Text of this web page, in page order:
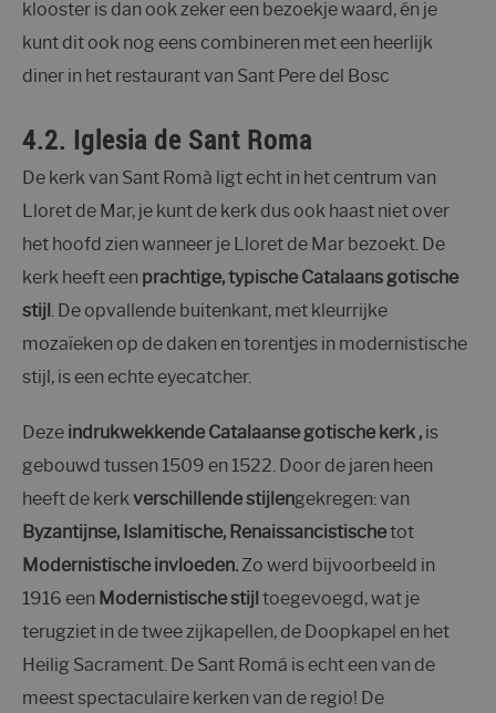
klooster is dan ook zeker een bezoekje waard, én je
kunt dit ook nog eens combineren met een heerlijk
diner in het restaurant van Sant Pere del Bosc
4.2. Iglesia de Sant Roma
De kerk van Sant Romà ligt echt in het centrum van
Lloret de Mar, je kunt de kerk dus ook haast niet over
het hoofd zien wanneer je Lloret de Mar bezoekt. De
kerk heeft een prachtige, typische Catalaans gotische
stijl . De opvallende buitenkant, met kleurrijke
mozaïeken op de daken en torentjes in modernistische
stijl, is een echte eyecatcher.
Deze indrukwekkende Catalaanse gotische kerk , is
gebouwd tussen 1509 en 1522. Door de jaren heen
heeft de kerk verschillende stijlengekregen: van
Byzantijnse, Islamitische, Renaissancistischetot
Modernistische invloeden. Zo werd bijvoorbeeld in
1916 een Modernistische stijl toegevoegd, wat je
terugziet in de twee zijkapellen, de Doopkapel en het
Heilig Sacrament. De Sant Romá is echt een van de
meest spectaculaire kerken van de regio! De